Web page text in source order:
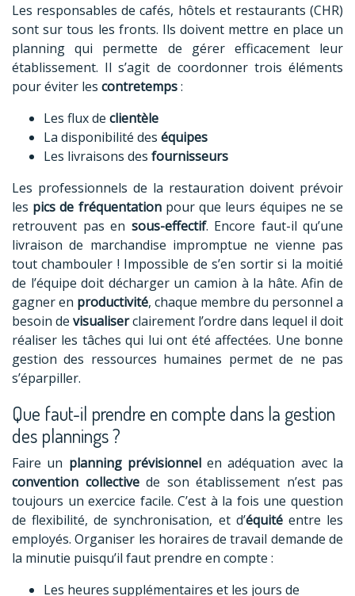
Les responsables de cafés, hôtels et restaurants (CHR)
sont sur tous les fronts. Ils doivent mettre en place un
planning qui permette de gérer efficacement leur
établissement. Il s’agit de coordonner trois éléments
pour éviter les contretemps:
Les flux de clientèle
La disponibilité des équipes
Les livraisons des fournisseurs
Les professionnels de la restauration doivent prévoir
les pics de fréquentationpour que leurs équipes ne se
retrouvent pas en sous-effectif. Encore faut-il qu’une
livraison de marchandise impromptue ne vienne pas
tout chambouler ! Impossible de s’en sortir si la moitié
de l’équipe doit décharger un camion à la hâte. Afin de
gagner en productivité, chaque membre du personnel a
besoin de visualiserclairement l’ordre dans lequel il doit
réaliser les tâches qui lui ont été affectées. Une bonne
gestion des ressources humaines permet de ne pas
s’éparpiller.
Que faut-il prendre en compte dans la gestion
des plannings ?
Faire un planning prévisionnelen adéquation avec la
convention collectivede son établissement n’est pas
toujours un exercice facile. C’est à la fois une question
de flexibilité, de synchronisation, et d’équitéentre les
employés. Organiser les horaires de travail demande de
la minutie puisqu’il faut prendre en compte :
Les heures supplémentaires et les jours de